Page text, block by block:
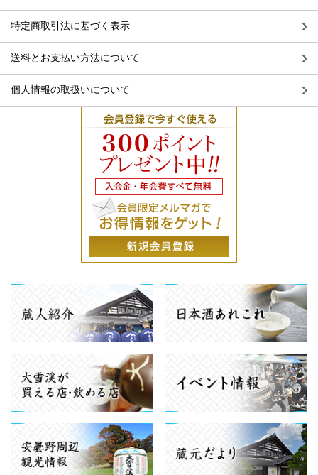
特定商取引法に基づく表示
送料とお支払い方法について
個人情報の取扱いについて